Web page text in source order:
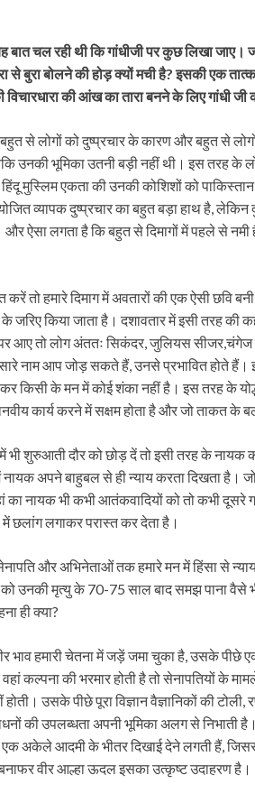
बात चल रही थी कि गांधीजी पर कुछ लिखा जाए।
से बुरा बोलने की होड़ क्यों मची है? इसकी एक
की आंख का तारा बनने के लिए गांधी
से लोगों को दुष्प्रचार के कारण और बहुत से
उनकी भूमिका उतनी बड़ी नहीं थी। इस तरह के
मुस्लिम एकता की उनकी कोशिशों को
व्यापक दुष्प्रचार का बहुत बड़ा हाथ है,
और ऐसा लगता है कि बहुत से दिमागों में पहले से
करें तो हमारे दिमाग में अवतारों की एक ऐसी छवि
के जरिए किया जाता है। दशावतार में इसी तरह
आए तो लोग अंततः सिकंदर, जुलियस सीजर,चंगेज
सारे नाम आप जोड़ सकते हैं, उनसे प्रभावित होते
किसी के मन में कोई शंका नहीं है। इस तरह के
कार्य करने में सक्षम होता है और जो ताकत के
भी शुरुआती दौर को छोड़ दें तो इसी तरह के नायक
अपने बाहुबल से ही न्याय करता दिखता है।
का नायक भी कभी आतंकवादियों को तो कभी दूसरे
छलांग लगाकर परास्त कर देता है।
और अभिनेताओं तक हमारे मन में हिंसा से न्याय
को उनकी मृत्यु के 70-75 साल बाद समझ पाना
ही क्या?
भाव हमारी चेतना में जड़ें जमा चुका है, उसके पीछे
कल्पना की भरमार होती है तो सेनापतियों के
उसके पीछे पूरा विज्ञान वैज्ञानिकों की
की उपलब्धता अपनी भूमिका अलग से निभाती
एक अकेले आदमी के भीतर दिखाई देने लगती हैं,
वीर आल्हा ऊदल इसका उत्कृष्ट उदाहरण है।